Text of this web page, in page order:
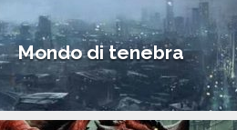
Mondo di tenebra